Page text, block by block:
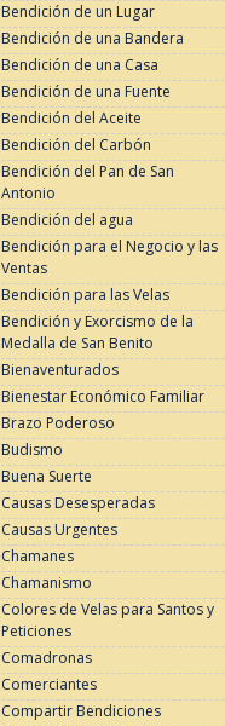
Bendición de un Lugar
Bendición de una Bandera
Bendición de una Casa
Bendición de una Fuente
Bendición del Aceite
Bendición del Carbón
Bendición del Pan de San
Antonio
Bendición del agua
Bendición para el Negocio y las
Ventas
Bendición para las Velas
Bendición y Exorcismo de la
Medalla de San Benito
Bienaventurados
Bienestar Económico Familiar
Brazo Poderoso
Budismo
Buena Suerte
Causas Desesperadas
Causas Urgentes
Chamanes
Chamanismo
Colores de Velas para Santos y
Peticiones
Comadronas
Comerciantes
Compartir Bendiciones